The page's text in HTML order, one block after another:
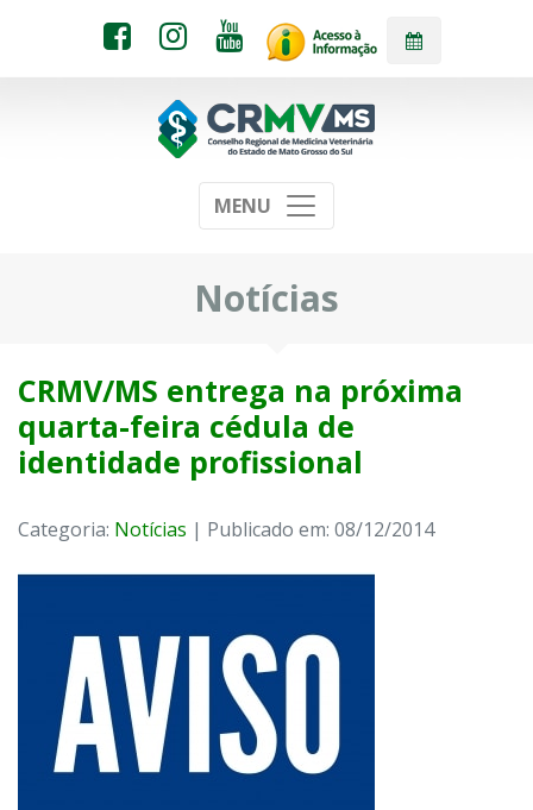
MENU
Notícias
CRMV/MS entrega na próxima
quarta-feira cédula de
identidade profissional
Categoria: Notícias | Publicado em: 08/12/2014